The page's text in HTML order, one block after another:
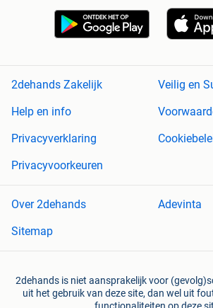
2dehands Zakelijk
Veilig en
Help en info
Privacyverklaring
Privacyvoorkeuren
Over 2dehands
Adevinta
Sitemap
2dehands is niet aansprakelijk voor
uit het gebruik van deze site, dan wel uit